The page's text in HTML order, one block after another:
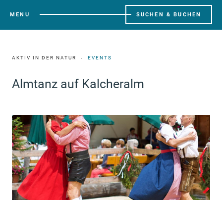
MENU SUCHEN & BUCHEN
AKTIV IN DER NATUR EVENTS
Almtanz auf Kalcheralm